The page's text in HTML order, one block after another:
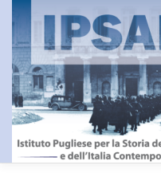
Passa